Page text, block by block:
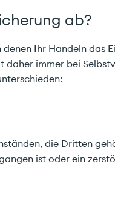
ab?
Ihr Handeln das
immer bei
die Dritten
ist oder ein